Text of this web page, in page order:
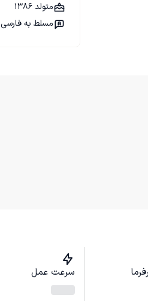
متولد 1386
مسلط به فارسی
سرعت عمل